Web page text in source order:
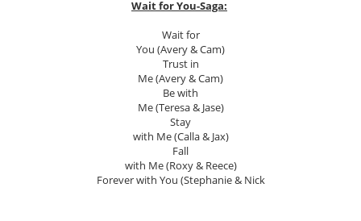
Wait for You-Saga:
Wait for
You (Avery & Cam)
Trust in
Me (Avery & Cam)
Be with
Me (Teresa & Jase)
Stay
with Me (Calla & Jax)
Fall
with Me (Roxy & Reece)
Forever with You (Stephanie & Nick